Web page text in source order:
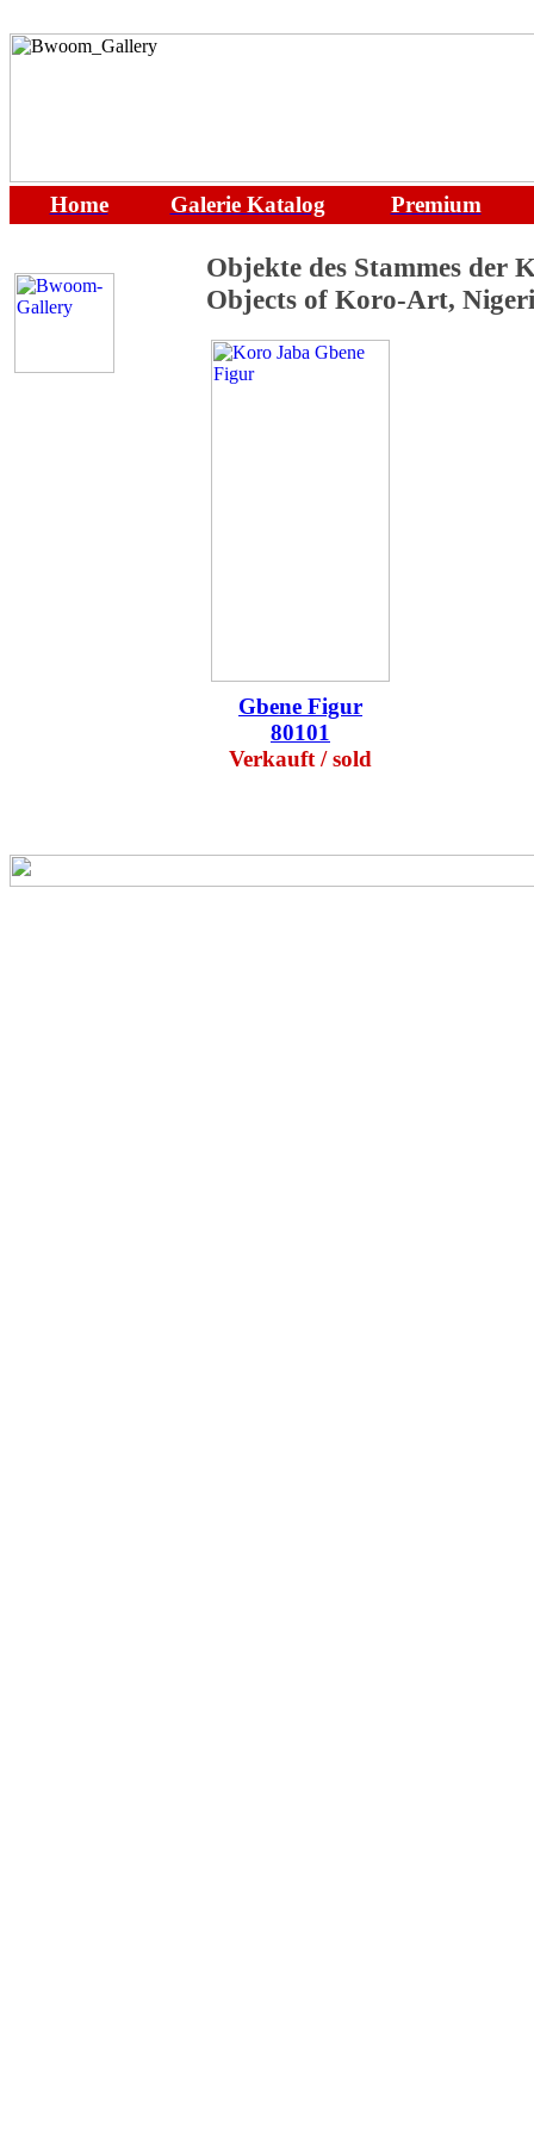
Home Galerie Katalog Premium
Objekte des Stammes der
Objects of Koro-Art,
Gbene Figur
80101
Verkauft / sold